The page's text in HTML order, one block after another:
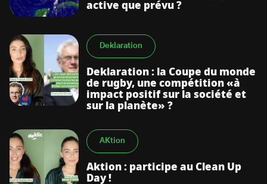
active que prévu ?
Deklaration
Deklaration : la Coupe du monde
de rugby, une compétition «à
impact positif sur la société et
sur la planète» ?
AKtion
Aktion : participe au Clean Up
Day !